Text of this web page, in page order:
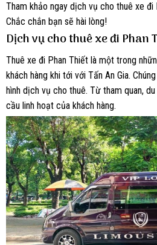
Tham khảo ngay dịch vụ cho thuê xe đi
Chắc chắn bạn sẽ hài lòng!
Dịch vụ cho thuê xe đi Phan
Thuê xe đi Phan Thiết là một trong
khách hàng khi tới với Tấn An Gia.
hình dịch vụ cho thuê. Từ tham quan,
cầu linh hoạt của khách hàng.